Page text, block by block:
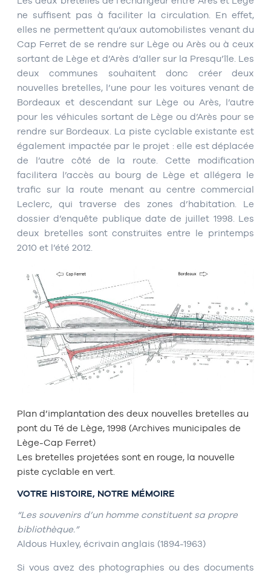
ne suffisent pas à faciliter la circulation. En effet,
elles ne permettent qu’aux automobilistes venant du
Cap Ferret de se rendre sur Lège ou Arès ou à ceux
sortant de Lège et d’Arès d’aller sur la Presqu’île. Les
deux communes souhaitent donc créer deux
nouvelles bretelles, l’une pour les voitures venant de
Bordeaux et descendant sur Lège ou Arès, l’autre
pour les véhicules sortant de Lège ou d’Arès pour se
rendre sur Bordeaux. La piste cyclable existante est
également impactée par le projet : elle est déplacée
de l’autre côté de la route. Cette modification
facilitera l’accès au bourg de Lège et allégera le
trafic sur la route menant au centre commercial
Leclerc, qui traverse des zones d’habitation. Le
dossier d’enquête publique date de juillet 1998. Les
deux bretelles sont construites entre le printemps
2010 et l’été 2012.
Plan d’implantation des deux nouvelles bretelles au
pont du Té de Lège, 1998 (Archives municipales de
Lège-Cap Ferret)
Les bretelles projetées sont en rouge, la nouvelle
piste cyclable en vert.
VOTRE HISTOIRE, NOTRE MÉMOIRE
“Les souvenirs d’un homme constituent sa propre
bibliothèque.”
Aldous Huxley, écrivain anglais (1894-1963)
Si vous avez des photographies ou des documents